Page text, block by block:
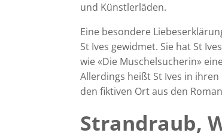
und Künstlerläden.
Eine besondere
St Ives gewidmet. Sie hat St
wie «Die Muschelsucherin»
Allerdings heißt St Ives in
den fiktiven Ort aus den
Strandraub,